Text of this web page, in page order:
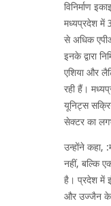
विनिर्माण
मध्यप्रदेश में
से अधिक
इनके द्वारा
एशिया और
रही हैं।
यूनिट्स
सेक्टर का
उन्होंने कहा,
नहीं, बल्कि
है। प्रदेश में
और उज्जैन के